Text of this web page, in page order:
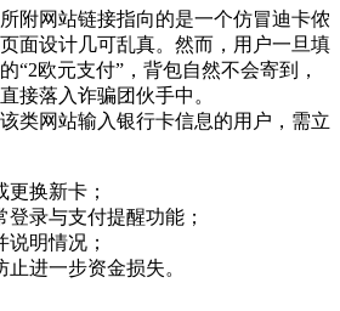
附网站链接指向的是一个仿冒迪卡侬
面设计几可乱真。然而，用户一旦填
“2欧元支付”，背包自然不会寄到，
接落入诈骗团伙手中。
类网站输入银行卡信息的用户，需立
更换新卡 ；
登录与支付提醒功能 ；
说明情况 ；
止进一步资金损失。